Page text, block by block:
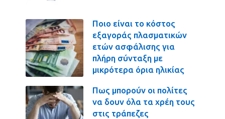
Ποιο είναι το κόστος
εξαγοράς πλασματικών
ετών ασφάλισης για
πλήρη σύνταξη με
μικρότερα όρια ηλικίας
Πως μπορούν οι πολίτες
να δουν όλα τα χρέη τους
στις τράπεζες